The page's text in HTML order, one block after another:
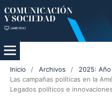
Inicio / Archivos / 2025:
Las campañas políticas en la
Legados políticos e